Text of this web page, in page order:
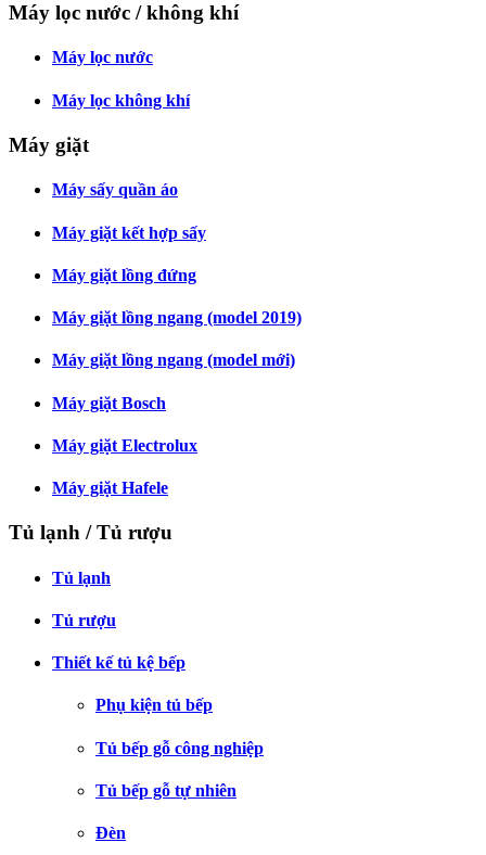
Máy lọc nước / không khí
Máy lọc nước
Máy lọc không khí
Máy giặt
Máy sấy quần áo
Máy giặt kết hợp sấy
Máy giặt lồng đứng
Máy giặt lồng ngang (model 2019)
Máy giặt lồng ngang (model mới)
Máy giặt Bosch
Máy giặt Electrolux
Máy giặt Hafele
Tủ lạnh / Tủ rượu
Tủ lạnh
Tủ rượu
Thiết kế tủ kệ bếp
Phụ kiện tủ bếp
Tủ bếp gỗ công nghiệp
Tủ bếp gỗ tự nhiên
Đèn